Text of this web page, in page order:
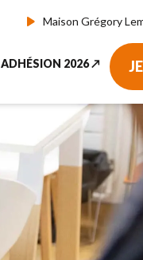
Maison Grégory
ADHÉSION 2026 ↗︎
Adhérer ou renouveler votre
Adhérer par prélèvement